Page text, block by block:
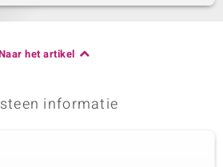
het artikel
informatie